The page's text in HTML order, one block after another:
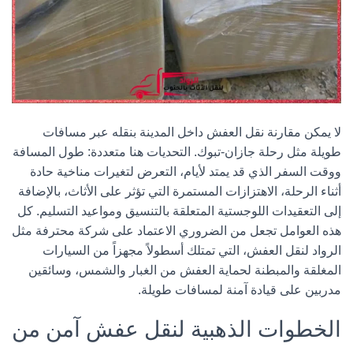
لا يمكن مقارنة نقل العفش داخل المدينة بنقله عبر مسافات
طويلة مثل رحلة جازان-تبوك. التحديات هنا متعددة: طول المسافة
ووقت السفر الذي قد يمتد لأيام، التعرض لتغيرات مناخية حادة
أثناء الرحلة، الاهتزازات المستمرة التي تؤثر على الأثاث، بالإضافة
إلى التعقيدات اللوجستية المتعلقة بالتنسيق ومواعيد التسليم. كل
هذه العوامل تجعل من الضروري الاعتماد على شركة محترفة مثل
الرواد لنقل العفش، التي تمتلك أسطولاً مجهزاً من السيارات
المغلقة والمبطنة لحماية العفش من الغبار والشمس، وسائقين
مدربين على قيادة آمنة لمسافات طويلة.
الخطوات الذهبية لنقل عفش آمن من